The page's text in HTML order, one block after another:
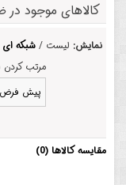
کالاهای موجود
نمایش: لیست / شبکه ای
مرتب کردن
مقایسه کالاها (0)